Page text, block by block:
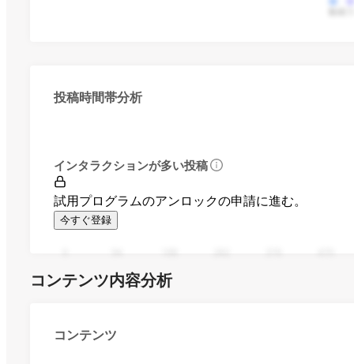
投稿時間帯分析
インタラクションが多い投稿
試用プログラムのアンロックの申請に進む。
今すぐ登録
コンテンツ内容分析
コンテンツ